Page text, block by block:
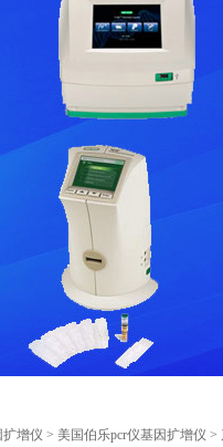
扩增仪 > 美国伯乐pcr仪基因扩增仪 >